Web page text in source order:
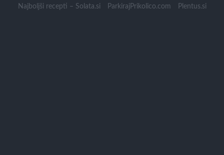
Najboljši recepti – Solata.si ParkirajPrikolico.com Plentus.si